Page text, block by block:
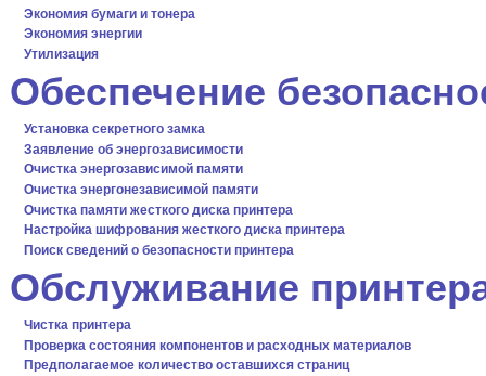
Экономия бумаги и тонера
Экономия энергии
Утилизация
Обеспечение
Установка секретного замка
Заявление об энергозависимости
Очистка энергозависимой памяти
Очистка энергонезависимой памяти
Очистка памяти жесткого диска принтера
Настройка шифрования жесткого диска принтера
Поиск сведений о безопасности принтера
Обслуживание
Чистка принтера
Проверка состояния компонентов и расходных материалов
Предполагаемое количество оставшихся страниц